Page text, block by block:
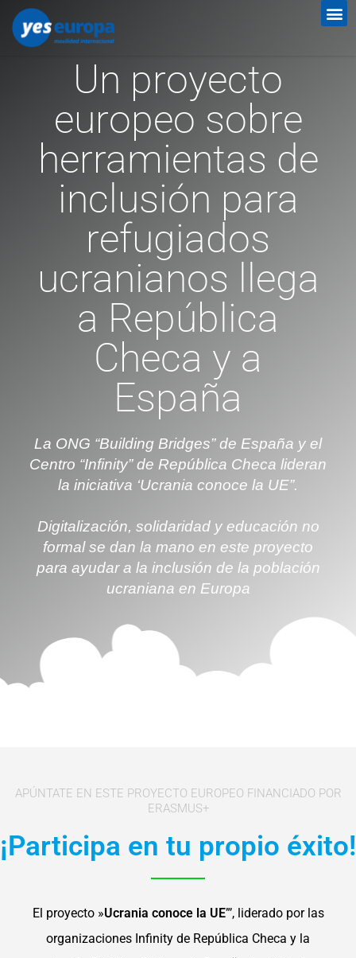
Un proyecto
europeo sobre
herramientas de
inclusión para
refugiados
ucranianos llega
a República
Checa y a
España
La ONG “Building Bridges” de España y el
Centro “Infinity” de República Checa lideran
la iniciativa ‘Ucrania conoce la UE”.
Digitalización, solidaridad y educación no
formal se dan la mano en este proyecto
para ayudar a la inclusión de la población
ucraniana en Europa
APÚNTATE EN ESTE PROYECTO EUROPEO FINANCIADO POR
ERASMUS+
¡Participa en tu propio éxito!
El proyecto »Ucrania conoce la UE”’, liderado por las
organizaciones Infinity de República Checa y la